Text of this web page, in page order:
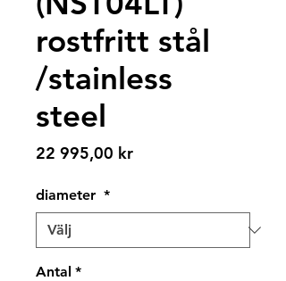
rostfritt stål
/stainless
steel
22 995,00 krPris
diameter *
Antal *